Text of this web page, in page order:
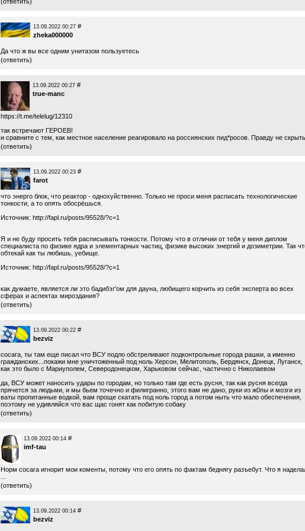
13.09.2022 00:27 #
zheka000000
Да что ж вы все одним унитазом пользуетесь
(ответить)
13.09.2022 00:27 #
true-manc
https://t.me/telelug/12310
так встречают ГЕРОЕВ!
и сравните с тем, как местное население реагировало на россиянских пид*росов. Правду не
(ответить)
13.09.2022 00:23 #
farot
что энерго блок, что реактор - однохуйственно. Только не проси меня расписать технологические
тонкости, а то опять обосрёшься.
Источник: http://fapl.ru/posts/95528/?c=1
Я и не буду просить тебя расписывать тонкости. Потому что в отличии от тебя у меня диплом
специалиста по физике ядра и элементарных частиц, физике высоких энергий и дозиметрии. Так
обтекай как ты любишь, уебище.
Источник: http://fapl.ru/posts/95528/?c=1
как думаете, является ли это бадибэг'ом для дауна, любищего корчить из себя эксперта во всех
сферах и аспектах мироздания?
(ответить)
13.09.2022 00:22 #
bezviz
сосага, ты там еще писал что ВСУ подло обстреливают подконтрольные города рашки, а именно
гражданских...покажи мне уничтоженный под ноль Херсон, Мелитополь, Бердянск, Донецк, Луганск,
как это было с Мариуполем, Северодонецком, Харьковом сейчас, частично с Николаевом
да, ВСУ может наносить удары по городам, но только там где есть русня, так как русня всегда
прячется за людьми, и мы бьем точечно и филигранно, этого вам не дано, руки из ж0пы и мозги из
ваты пропитанные водкой, вам проще скатать под ноль город а потом ныть что мало обеспечения,
поэтому не удивляйся что вас щас гонят как побитую собаку
(ответить)
13.09.2022 00:14 #
imf-tau
Норм сосага игнорит мои коменты, потому что его опять по фактам беднягу разъебут. Что я
(ответить)
13.09.2022 00:14 #
bezviz